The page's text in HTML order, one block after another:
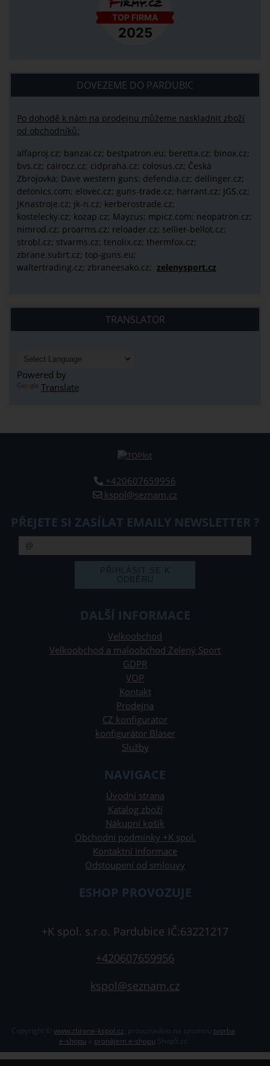
DOVEZEME DO PARDUBIC
Po dohodě k nám na prodejnu můžeme naskladnit zboží
od obchodníků:
alfaproj.cz; banzai.cz; bestpatron.eu; beretta.cz; binox.cz;
bvs.cz; cairocz.cz; cidpraha.cz; colosus.cz; Česká
Zbrojovka; Dave western guns; defendia.cz; dellinger.cz;
detonics.com; elovec.cz; guns-trade.cz; harrant.cz; JGS.cz;
JKnastroje.cz; jk-n.cz; kerberostrade.cz;
kostelecky.cz; kozap.cz; Mayzus; mpicz.com; neopatron.cz;
nimrod.cz; proarms.cz; reloader.cz; sellier-bellot.cz;
strobl.cz; stvarms.cz; tenolix.cz; thermfox.cz;
zbrane.subrt.cz; top-guns.eu;
waltertrading.cz; zbraneesako.cz; zelenysport.cz
TRANSLATOR
Powered by
Translate
+420607659956
kspol@seznam.cz
PŘEJETE SI ZASÍLAT EMAILY NEWSLETTER ?
DALŠÍ INFORMACE
Velkoobchod
Velkoobchod a maloobchod Zelený Sport
GDPR
VOP
Kontakt
Prodejna
CZ konfigurator
konfigurátor Blaser
Služby
NAVIGACE
Úvodní strana
Katalog zboží
Nákupní košík
Obchodní podmínky +K spol.
Kontaktní informace
Odstoupení od smlouvy
ESHOP PROVOZUJE
+K spol. s.r.o. Pardubice IČ:63221217
+420607659956
kspol@seznam.cz
Copyright © www.zbrane-kspol.cz
tvorba
e-shopu
pronájem e-shopu